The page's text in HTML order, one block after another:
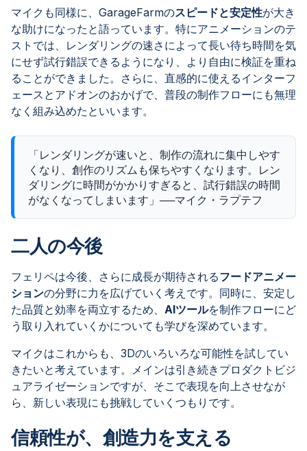
マイクも同様に、GarageFarmのスピードと安定性が大き
な助けになったと語っています。特にアニメーションのテ
ストでは、レンダリングの速さによって長い待ち時間を気
にせず試行錯誤できるようになり、より自由に検証を重ね
ることができました。さらに、直感的に使えるインターフ
ェースとアドオンのおかげで、普段の制作フローにも無理
なく組み込めたといいます。
「レンダリングが速いと、制作の流れに集中しやす
くなり、創作のリズムも保ちやすくなります。レン
ダリングに時間がかかりすぎると、試行錯誤の時間
がなくなってしまいます」──マイク・ラプテフ
二人の今後
フェリペは今後、さらに成長が期待されるフードアニメー
ションの分野に力を広げていく考えです。同時に、安定し
た品質と効率を両立するため、 AIツールを制作フローにど
う取り入れていくかについても学びを深めています。
マイクはこれからも、3Dのいろいろな可能性を試してい
きたいと考えています。メインは引き続きプロダクトビジ
ュアライゼーションですが、そこで表現を向上させなが
ら、新しい表現にも挑戦していくつもりです。
信頼性が、創造力を支える